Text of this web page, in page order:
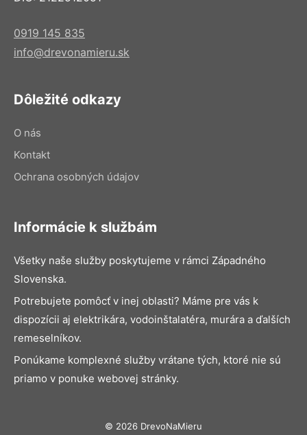
0919 145 835
info@drevonamieru.sk
Dôležité odkazy
O nás
Kontakt
Ochrana osobných údajov
Informácie k službám
Všetky naše služby poskytujeme v rámci Západného
Slovenska.
Potrebujete pomôcť v inej oblasti? Máme pre vás k
dispozícii aj elektrikára, vodoinštalatéra, murára a ďalších
remeselníkov.
Ponúkame komplexné služby vrátane tých, ktoré nie sú
priamo v ponuke webovej stránky.
© 2026 DrevoNaMieru